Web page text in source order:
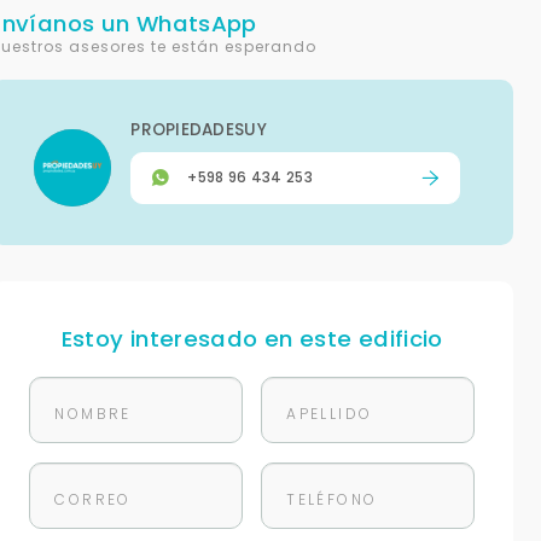
un WhatsApp
asesores te están esperando
PROPIEDADESUY
+598 96 434 253
Estoy interesado en este edificio